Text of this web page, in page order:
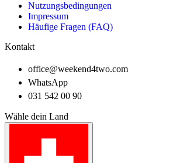
Nutzungsbedingungen
Impressum
Häufige Fragen (FAQ)
Kontakt
office@weekend4two.com
WhatsApp
031 542 00 90
Wähle dein Land